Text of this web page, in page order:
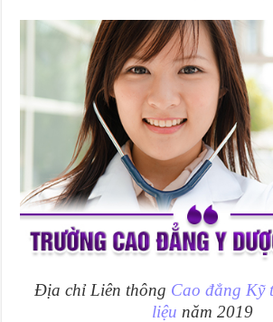
Địa chỉ Liên thông Cao đẳng Kỹ
liệu năm 2019